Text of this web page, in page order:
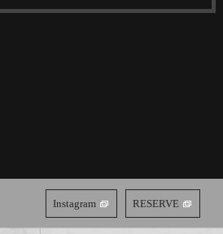
Instagram RESERVE